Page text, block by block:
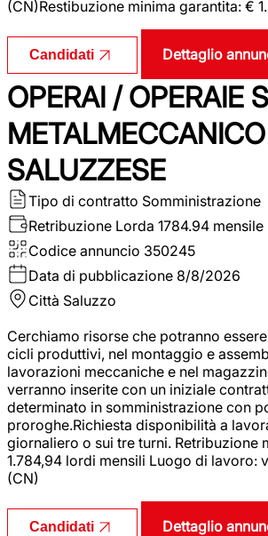
(CN)Restibuzione minima garantita: €
Candidati Dettaglio
OPERAI / OPERAIE
METALMECCANICO
SALUZZESE
Tipo di contratto Somministrazione
Retribuzione Lorda 1784.94 mensile
Codice annuncio 350245
Data di pubblicazione 8/8/2026
Città Saluzzo
Cerchiamo risorse che potranno
cicli produttivi, nel montaggio e
lavorazioni meccaniche e nel
verranno inserite con un iniziale
determinato in somministrazione con
proroghe.Richiesta disponibilità a
giornaliero o sui tre turni. Retribuzione
1.784,94 lordi mensili Luogo di lavoro:
(CN)
Candidati Dettaglio